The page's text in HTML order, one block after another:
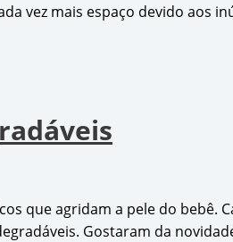
vez mais espaço devido aos
que agridam a pele do bebê.
Gostaram da